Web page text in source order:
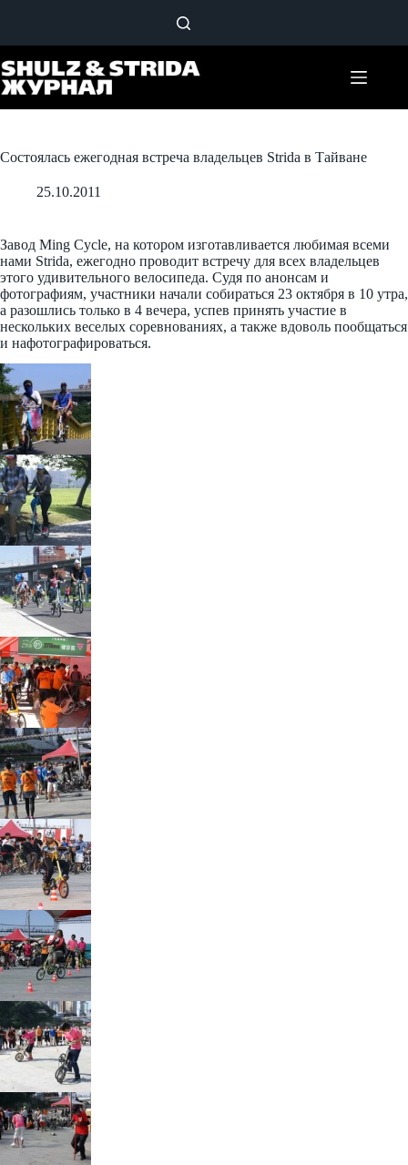
Состоялась ежегодная встреча владельцев Strida в Тайване
25.10.2011
Завод Ming Cycle, на котором изготавливается любимая всеми
нами Strida, ежегодно проводит встречу для всех владельцев
этого удивительного велосипеда. Судя по анонсам и
фотографиям, участники начали собираться 23 октября в 10 утра,
а разошлись только в 4 вечера, успев принять участие в
нескольких веселых соревнованиях, а также вдоволь пообщаться
и нафотографироваться.